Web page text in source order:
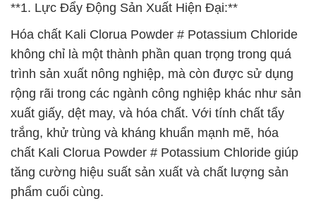
**1. Lực Đẩy Động Sản Xuất Hiện Đại:**
Hóa chất Kali Clorua Powder # Potassium Chloride
không chỉ là một thành phần quan trọng trong quá
trình sản xuất nông nghiệp, mà còn được sử dụng
rộng rãi trong các ngành công nghiệp khác như sản
xuất giấy, dệt may, và hóa chất. Với tính chất tẩy
trắng, khử trùng và kháng khuẩn mạnh mẽ, hóa
chất Kali Clorua Powder # Potassium Chloride giúp
tăng cường hiệu suất sản xuất và chất lượng sản
phẩm cuối cùng.